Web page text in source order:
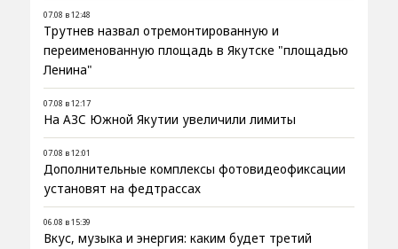
07.08 в 12:48
Трутнев назвал отремонтированную и
переименованную площадь в Якутске "площадью
Ленина"
07.08 в 12:17
На АЗС Южной Якутии увеличили лимиты
07.08 в 12:01
Дополнительные комплексы фотовидеофиксации
установят на федтрассах
06.08 в 15:39
Вкус, музыка и энергия: каким будет третий